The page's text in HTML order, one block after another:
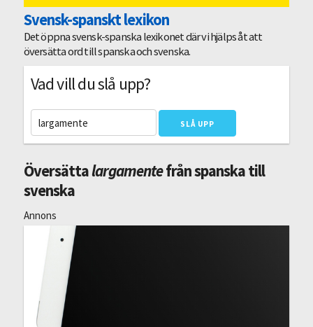
Svensk-spanskt lexikon
Det öppna svensk-spanska lexikonet där vi hjälps åt att
översätta ord till spanska och svenska.
Vad vill du slå upp?
Översättalargamentefrån spanska till
svenska
Annons